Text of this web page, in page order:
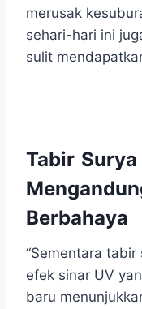
merusak
sehari-hari ini
sulit
Tabir
Berbahaya
“Sementara
efek sinar UV
baru